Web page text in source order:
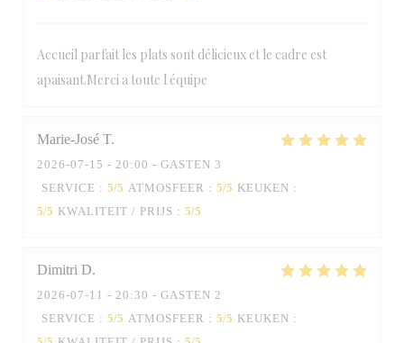
Accueil parfait les plats sont délicieux et le cadre est
apaisant.Merci a toute l équipe
Marie-José T
2026-07-15 - 20:00 - GASTEN 3
SERVICE : 5/5 ATMOSFEER : 5/5 KEUKEN :
5/5 KWALITEIT / PRIJS : 5/5
Dimitri D
2026-07-11 - 20:30 - GASTEN 2
SERVICE : 5/5 ATMOSFEER : 5/5 KEUKEN :